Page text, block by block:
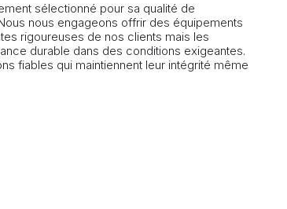
sélectionné pour sa qualité de
nous engageons offrir des équipements
rigoureuses de nos clients mais les
durable dans des conditions exigeantes.
fiables qui maintiennent leur intégrité même